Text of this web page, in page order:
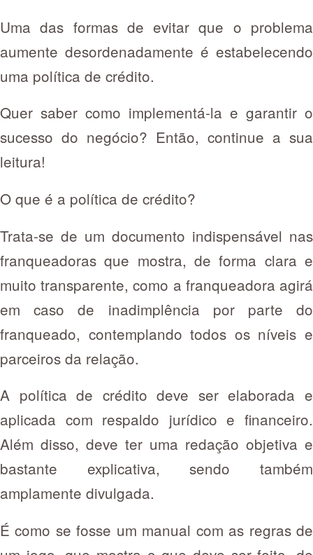
Uma das formas de evitar que o problema
aumente desordenadamente é estabelecendo
uma política de crédito.
Quer saber como implementá-la e garantir o
sucesso do negócio? Então, continue a sua
leitura!
O que é a política de crédito?
Trata-se de um documento indispensável nas
franqueadoras que mostra, de forma clara e
muito transparente, como a franqueadora agirá
em caso de inadimplência por parte do
franqueado, contemplando todos os níveis e
parceiros da relação.
A política de crédito deve ser elaborada e
aplicada com respaldo jurídico e financeiro.
Além disso, deve ter uma redação objetiva e
bastante explicativa, sendo também
amplamente divulgada.
É como se fosse um manual com as regras de